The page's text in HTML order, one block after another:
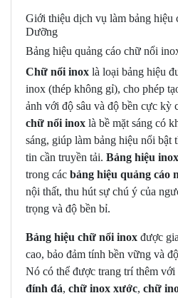
Giới thiệu dịch vụ làm bảng
Dưỡng
Bảng hiệu quảng cáo chữ nổi
Chữ nổi inox là loại bảng hiệu
inox (thép không gỉ), cho phép
ảnh với độ sâu và độ bền cực kỳ
chữ nổi inox là bề mặt sáng có
sáng, giúp làm bảng hiệu nổi bật
tin cần truyền tải. Bảng hiệu inox
trong các bảng hiệu quảng cáo
nội thất, thu hút sự chú ý của
trọng và độ bền bỉ.
Bảng hiệu chữ nổi inox được
cao, bảo đảm tính bền vững và
Nó có thể được trang trí thêm với
đính đá, chữ inox xước, chữ